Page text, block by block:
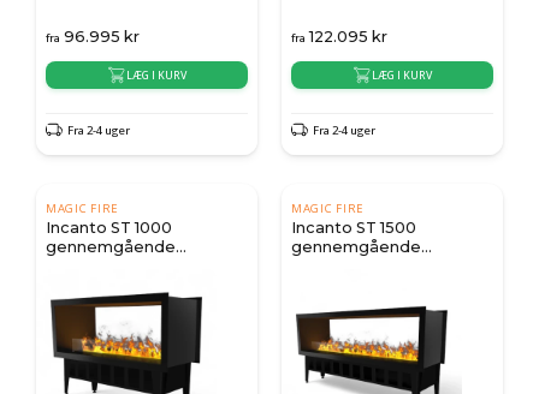
fra 96.995 kr
LÆG I KURV
Fra 2-4 uger
fra 122.095 kr
LÆG I KURV
Fra 2-4 uger
MAGIC FIRE
Incanto ST 1000
gennemgående
MAGIC FIRE
Incanto ST 1500
gennemgående